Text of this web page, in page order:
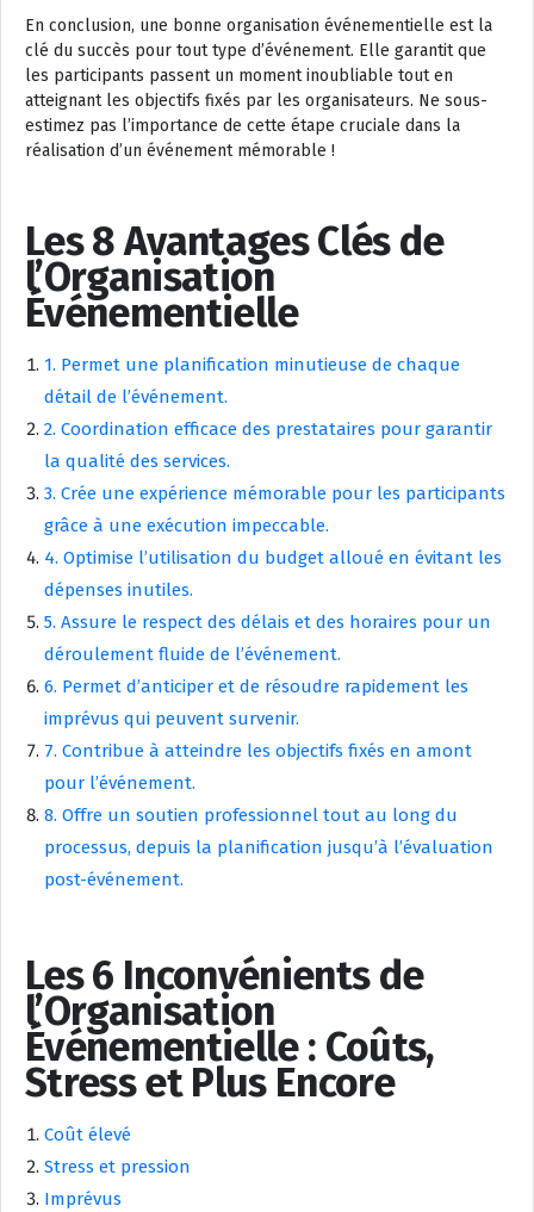
En conclusion, une bonne organisation événementielle est la
clé du succès pour tout type d’événement. Elle garantit que
les participants passent un moment inoubliable tout en
atteignant les objectifs fixés par les organisateurs. Ne sous-
estimez pas l’importance de cette étape cruciale dans la
réalisation d’un événement mémorable !
Les 8 Avantages Clés de
l’Organisation
Événementielle
1. Permet une planification minutieuse de chaque
détail de l’événement.
2. Coordination efficace des prestataires pour garantir
la qualité des services.
3. Crée une expérience mémorable pour les participants
grâce à une exécution impeccable.
4. Optimise l’utilisation du budget alloué en évitant les
dépenses inutiles.
5. Assure le respect des délais et des horaires pour un
déroulement fluide de l’événement.
6. Permet d’anticiper et de résoudre rapidement les
imprévus qui peuvent survenir.
7. Contribue à atteindre les objectifs fixés en amont
pour l’événement.
8. Offre un soutien professionnel tout au long du
processus, depuis la planification jusqu’à l’évaluation
post-événement.
Les 6 Inconvénients de
l’Organisation
Événementielle : Coûts,
Stress et Plus Encore
Coût élevé
Stress et pression
Imprévus